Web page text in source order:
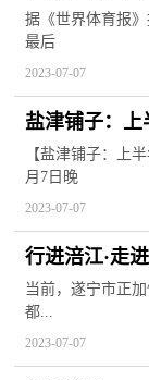
五完成罗克交
据《世界体育报
最后
2023-07-07
盐津铺子：上
【盐津铺子：上
月7日晚
2023-07-07
行进涪江·走
计全年产值将
当前，遂宁市正
都...
2023-07-07